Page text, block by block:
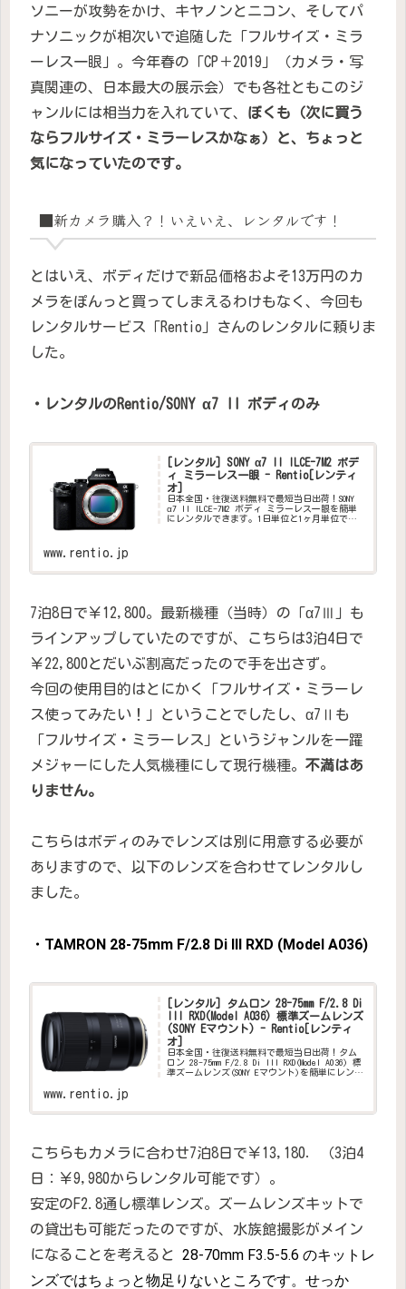
ソニーが攻勢をかけ、キヤノンとニコン、そしてパ
ナソニックが相次いで追随した「フルサイズ・ミラ
ーレス一眼」。今年春の「CP＋2019」（カメラ・写
真関連の、日本最大の展示会）でも各社ともこのジ
ャンルには相当力を入れていて、 ぼくも（次に買う
ならフルサイズ・ミラーレスかなぁ）と、ちょっと
気になっていたのです。
■新カメラ購入？！いえいえ、レンタルです！
とはいえ、ボディだけで新品価格およそ13万円のカ
メラをぽんっと買ってしまえるわけもなく、今回も
レンタルサービス「Rentio」さんのレンタルに頼りま
した。
・レンタルのRentio/SONY α7 II ボディのみ
[レンタル] SONY α7 II ILCE-7M2 ボデ
ィ ミラーレス一眼 - Rentio[レンティ
オ]
日本全国・往復送料無料で最短当日出荷！SONY
α7 II ILCE-7M2 ボディ ミラーレス一眼を簡単
にレンタルできます。1日単位と1ヶ月単位で選
www.rentio.jp
7泊8日で￥12,800。最新機種（当時）の「α7Ⅲ」も
ラインアップしていたのですが、こちらは3泊4日で
￥22,800とだいぶ割高だったので手を出さず。
今回の使用目的はとにかく「フルサイズ・ミラーレ
ス使ってみたい！」ということでしたし、α7Ⅱも
「フルサイズ・ミラーレス」というジャンルを一躍
メジャーにした人気機種にして現行機種。 不満はあ
りません。
こちらはボディのみでレンズは別に用意する必要が
ありますので、以下のレンズを合わせてレンタルし
ました。
・TAMRON 28-75mm F/2.8 Di III RXD (Model A036)
[レンタル] タムロン 28-75mm F/2.8 Di
III RXD(Model A036) 標準ズームレンズ
(SONY Eマウント) - Rentio[レンティ
オ]
日本全国・往復送料無料で最短当日出荷！タム
ロン 28-75mm F/2.8 Di III RXD(Model A036) 標
準ズームレンズ(SONY Eマウント)を簡単にレンタ
www.rentio.jp
こちらもカメラに合わせ7泊8日で￥13,180．（3泊4
日：￥9,980からレンタル可能です）。
安定のF2.8通し標準レンズ。ズームレンズキットで
の貸出も可能だったのですが、水族館撮影がメイン
になることを考えると 28-70mm F3.5-5.6 のキットレ
ンズではちょっと物足りないところです。せっか